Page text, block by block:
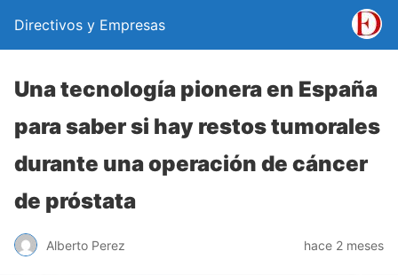
Directivos y Empresas
Una tecnología pionera en España
para saber si hay restos tumorales
durante una operación de cáncer
de próstata
Alberto Perez hace 2 meses